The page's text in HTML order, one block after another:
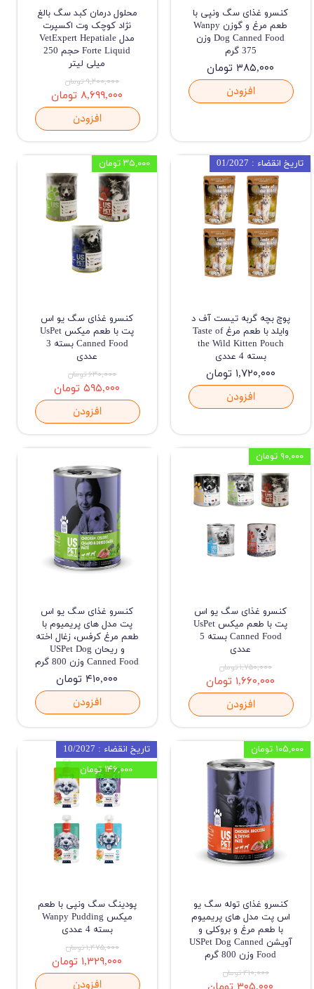
کنسرو غذای سگ ونپی با
طعم مرغ و گوزن Wanpy
Dog Canned Food وزن
375 گرم
۳۸۵,۰۰۰ تومان
افزودن
محلول درمان کبد سگ بالغ
نژاد کوچک وت اکسپرت
مدل VetExpert Hepatiale
Forte Liquid حجم 250
میلی لیتر
۹,۲۰۰,۰۰۰ تومان
۸,۶۹۹,۰۰۰ تومان
افزودن
پوچ بچه گربه تیست آف د
وایلد با طعم مرغ Taste of
the Wild Kitten Pouch
بسته 4 عددی
۱,۷۲۰,۰۰۰ تومان
افزودن
تاریخ انقضاء : 01/2027
کنسرو غذای سگ یو اس
پت با طعم میکس UsPet
Canned Food بسته 3
عددی
۶۳۰,۰۰۰ تومان
۵۹۵,۰۰۰ تومان
افزودن
۳۵,۰۰۰ تومان
کنسرو غذای سگ یو اس
پت با طعم میکس UsPet
Canned Food بسته 5
عددی
۱,۷۵۰,۰۰۰ تومان
۱,۶۶۰,۰۰۰ تومان
افزودن
۹۰,۰۰۰ تومان
کنسرو غذای سگ یو اس
پت مدل های پریمیوم با
طعم مرغ کرفس، زغال اخته
و ریحان USPet Dog
Canned Food وزن 800 گرم
۴۱۰,۰۰۰ تومان
افزودن
کنسرو غذای توله سگ یو
اس پت مدل های پریمیوم
با طعم مرغ و بروکلی و
آویشن USPet Dog Canned
Food وزن 800 گرم
۴۱۰,۰۰۰ تومان
۱۰۵,۰۰۰ تومان
پودینگ سگ ونپی با طعم
میکس Wanpy Pudding
بسته 4 عددی
۱,۴۷۵,۰۰۰ تومان
۱,۳۲۹,۰۰۰ تومان
افزودن
تاریخ انقضاء : 10/2027
۱۴۶,۰۰۰ تومان